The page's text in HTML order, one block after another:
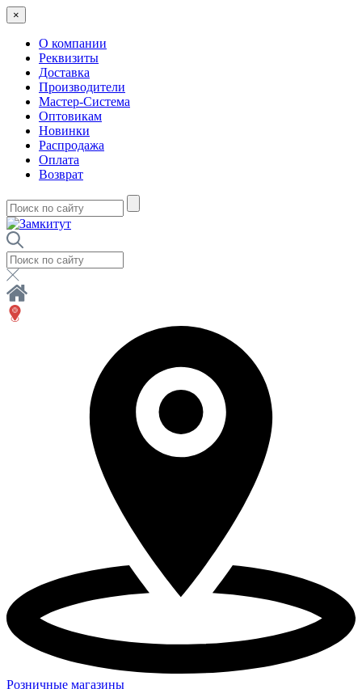
×
О компании
Реквизиты
Доставка
Производители
Мастер-Система
Оптовикам
Новинки
Распродажа
Оплата
Возврат
Розничные магазины